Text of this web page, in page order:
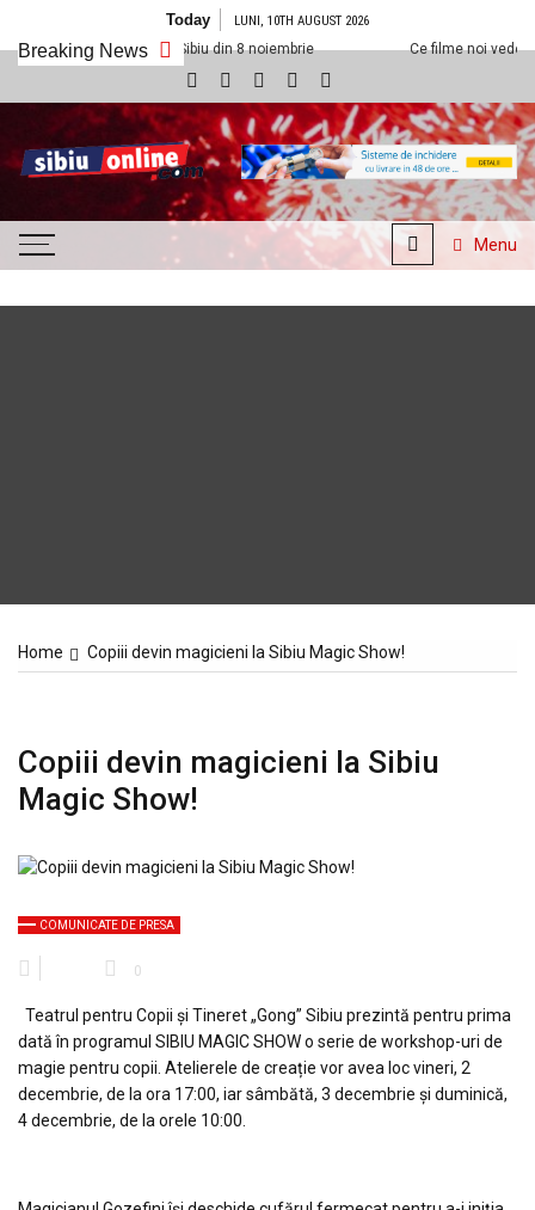
Today LUNI, 10TH AUGUST 2026
Breaking News
Sibiu din 8 noiembrie Ce filme noi vedem la Cineplexx
SibiuOnline.com
… locatii si evenimente din
Sibiu!!!
Menu
Home Copiii devin magicieni la Sibiu Magic Show!
Copiii devin magicieni la Sibiu
Magic Show!
COMUNICATE DE PRESA
0
Teatrul pentru Copii și Tineret „Gong” Sibiu prezintă pentru prima
dată în programul SIBIU MAGIC SHOW o serie de workshop-uri de
magie pentru copii. Atelierele de creație vor avea loc vineri, 2
decembrie, de la ora 17:00, iar sâmbătă, 3 decembrie și duminică,
4 decembrie, de la orele 10:00.